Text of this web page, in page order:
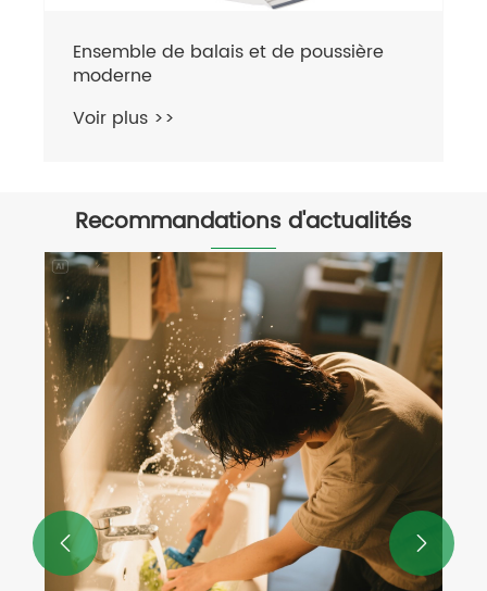
Ensemble de balais et de poussière
moderne
Voir plus >>
Recommandations d'actualités
 